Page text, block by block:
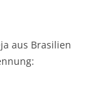
aus Brasilien